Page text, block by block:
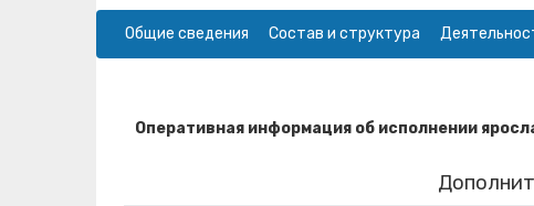
Общие сведения Состав и структура
Оперативная информация об исполнении